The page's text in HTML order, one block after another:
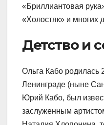
«Бриллиантовая
«Холостяк» и многих
Детство и
Ольга Кабо родилась
Ленинграде (ныне
Юрий Кабо, был
заслуженным